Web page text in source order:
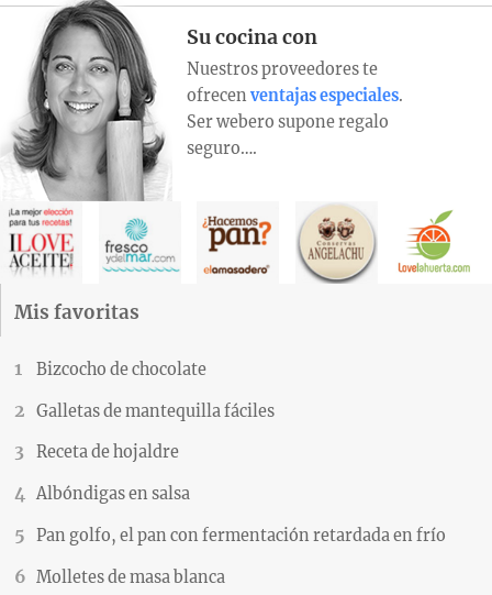
Su cocina con
Nuestros proveedores te
ofrecen ventajas especiales.
Ser webero supone regalo
seguro….
Mis favoritas
Bizcocho de chocolate
Galletas de mantequilla fáciles
Receta de hojaldre
Albóndigas en salsa
Pan golfo, el pan con fermentación retardada en frío
Molletes de masa blanca